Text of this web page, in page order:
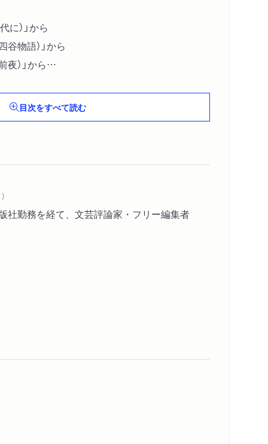
に）」から
谷物語）」から
夜）」から
の軍隊）」
「三文役者のニッポン日記」から
目次をすべて読む
社勤務を経て、文芸評論家・フリー編集者